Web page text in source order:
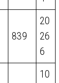
839
20
26
6
10